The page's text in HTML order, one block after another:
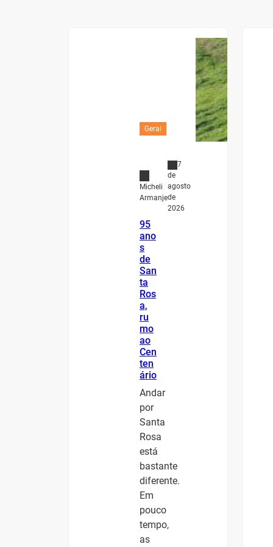
Geral
Micheli
Armanje
7
de
agosto
de
2026
95
ano
s
de
San
ta
Ros
a,
ru
mo
ao
Cen
ten
ário
Andar
por
Santa
Rosa
está
bastante
diferente.
Em
pouco
tempo,
as